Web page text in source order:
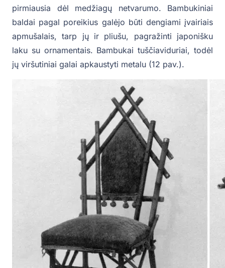
pirmiausia dėl medžiagų netvarumo. Bambukiniai
baldai pagal poreikius galėjo būti dengiami įvairiais
apmušalais, tarp jų ir pliušu, pagražinti japonišku
laku su ornamentais. Bambukai tuščiaviduriai, todėl
jų viršutiniai galai apkaustyti metalu (12 pav.).